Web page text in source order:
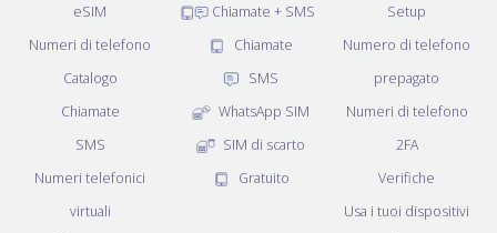
eSIM
Numeri di telefono
Catalogo
Chiamate
SMS
Numeri telefonici
virtuali
Chiamate + SMS
Chiamate
SMS
WhatsApp SIM
SIM di scarto
Gratuito
Setup
Numero di telefono
prepagato
Numeri di telefono
2FA
Verifiche
Usa i tuoi dispositivi